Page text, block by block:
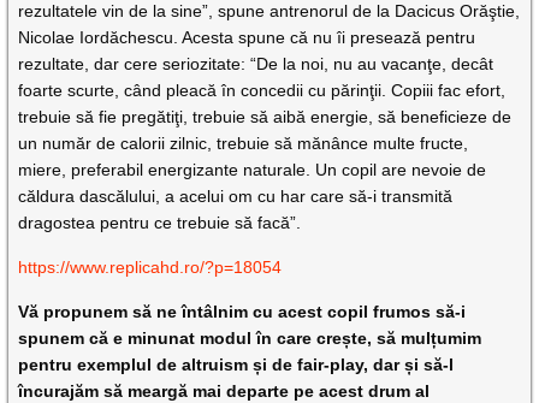
rezultatele vin de la sine”, spune antrenorul de la Dacicus Orăştie,
Nicolae Iordăchescu. Acesta spune că nu îi presează pentru
rezultate, dar cere seriozitate: “De la noi, nu au vacanţe, decât
foarte scurte, când pleacă în concedii cu părinţii. Copiii fac efort,
trebuie să fie pregătiţi, trebuie să aibă energie, să beneficieze de
un număr de calorii zilnic, trebuie să mănânce multe fructe,
miere, preferabil energizante naturale. Un copil are nevoie de
căldura dascălului, a acelui om cu har care să-i transmită
dragostea pentru ce trebuie să facă”.
https://www.replicahd.ro/?p=18054
Vă propunem să ne întâlnim cu acest copil frumos să-i
spunem că e minunat modul în care crește, să mulțumim
pentru exemplul de altruism și de fair-play, dar și să-l
încurajăm să meargă mai departe pe acest drum al